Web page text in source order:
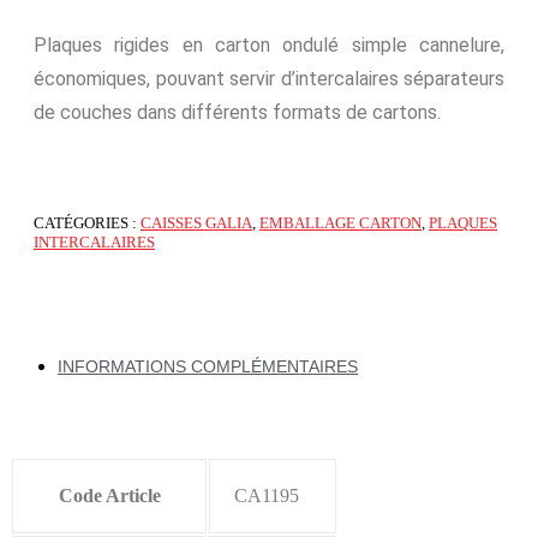
Plaques rigides en carton ondulé simple cannelure,
économiques, pouvant servir d’intercalaires séparateurs
de couches dans différents formats de cartons.
CATÉGORIES : CAISSES GALIA EMBALLAGE CARTON PLAQUES
INTERCALAIRES
INFORMATIONS COMPLÉMENTAIRES
Code Article CA1195